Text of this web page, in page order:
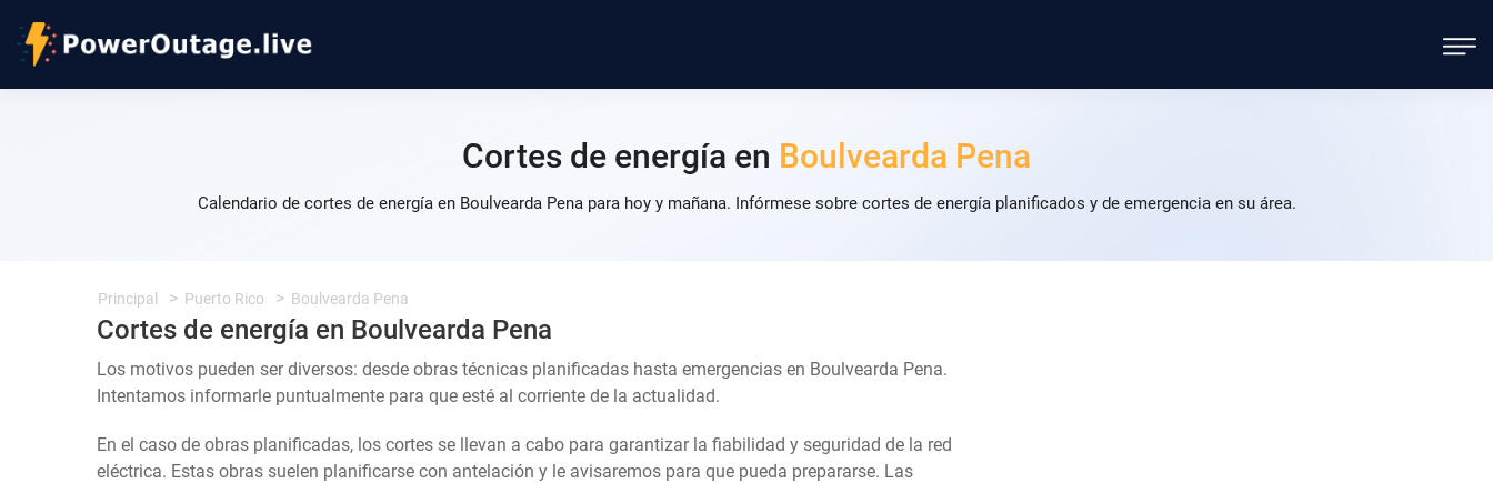
Cortes de energía en Boulvearda Pena
Calendario de cortes de energía en Boulvearda Pena para hoy y mañana. Infórmese sobre cortes de energía planificados y de emergencia en su área.
Principal Puerto Rico Boulvearda Pena
Cortes de energía en Boulvearda Pena
Los motivos pueden ser diversos: desde obras técnicas planificadas hasta emergencias en Boulvearda Pena.
Intentamos informarle puntualmente para que esté al corriente de la actualidad.
En el caso de obras planificadas, los cortes se llevan a cabo para garantizar la fiabilidad y seguridad de la red
eléctrica. Estas obras suelen planificarse con antelación y le avisaremos para que pueda prepararse. Las